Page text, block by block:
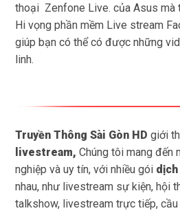
thoại Zenfone Live. của Asus mà
Hi vọng phần mềm Live stream
giúp bạn có thể có được những
linh.
Truyền Thông Sài Gòn HD giới
livestream,Chúng tôi mang đến
nghiệp và uy tín, với nhiều gói
nhau, như livestream sự kiện, hội
talkshow, livestream trực tiếp,